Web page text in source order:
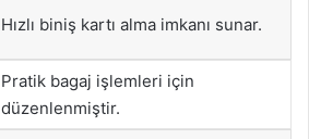
Hızlı biniş kartı alma imkanı sunar.
Pratik bagaj işlemleri için
düzenlenmiştir.